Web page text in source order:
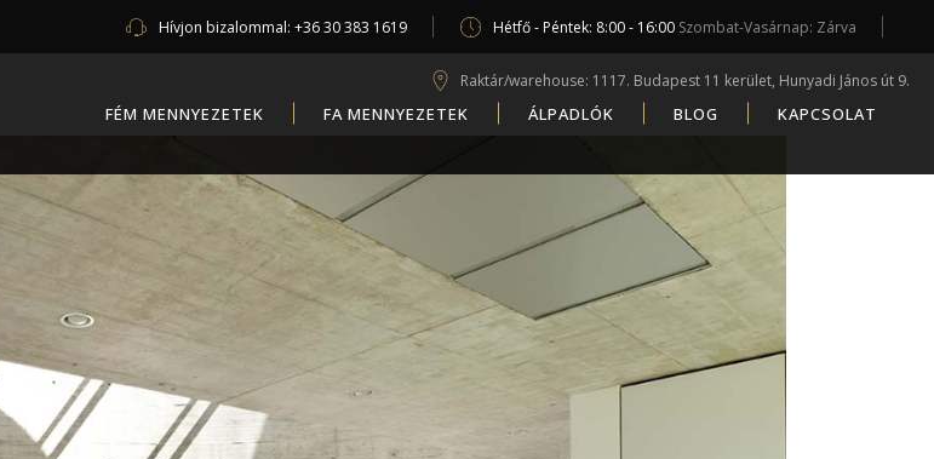
Hívjon bizalommal: +36 30 383 1619 Hétfő - Péntek: 8:00 - 16:00 Szombat-Vasárnap: Zárva
Raktár/warehouse: 1117. Budapest 11 kerület, Hunyadi János út 9.
FÉM MENNYEZETEK FA MENNYEZETEK ÁLPADLÓK BLOG KAPCSOLAT